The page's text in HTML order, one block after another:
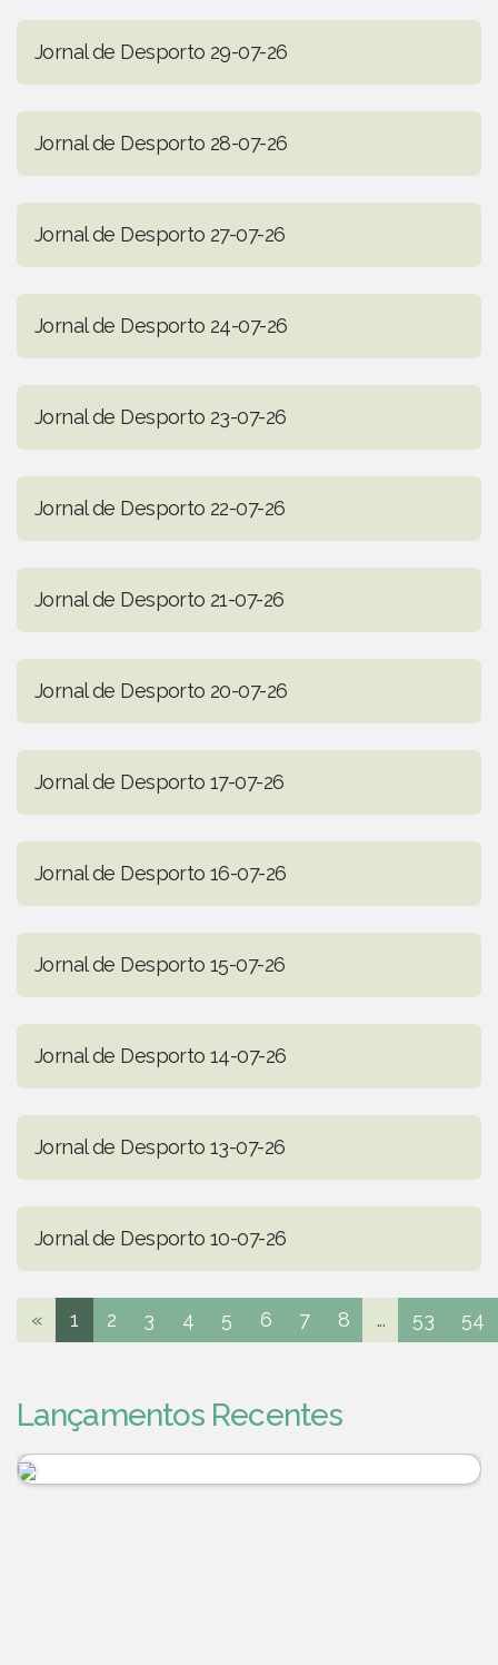
Jornal de Desporto 29-07-26
Jornal de Desporto 28-07-26
Jornal de Desporto 27-07-26
Jornal de Desporto 24-07-26
Jornal de Desporto 23-07-26
Jornal de Desporto 22-07-26
Jornal de Desporto 21-07-26
Jornal de Desporto 20-07-26
Jornal de Desporto 17-07-26
Jornal de Desporto 16-07-26
Jornal de Desporto 15-07-26
Jornal de Desporto 14-07-26
Jornal de Desporto 13-07-26
Jornal de Desporto 10-07-26
« 1 2 3 4 5 6 7 8 ... 53 54
Lançamentos Recentes